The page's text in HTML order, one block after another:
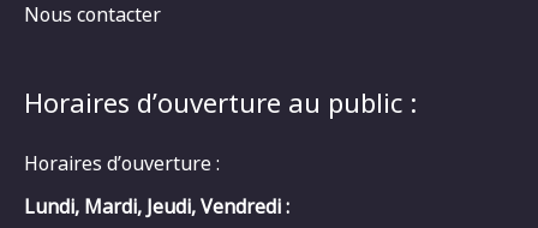
Nous contacter
Horaires d’ouverture au public :
Horaires d’ouverture :
Lundi, Mardi, Jeudi, Vendredi :